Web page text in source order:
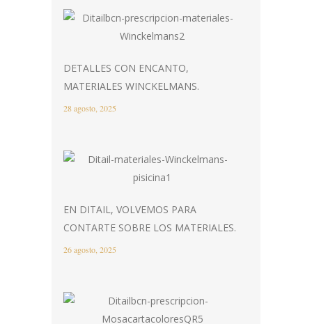
DETALLES CON ENCANTO,
MATERIALES WINCKELMANS.
28 agosto, 2025
EN DITAIL, VOLVEMOS PARA
CONTARTE SOBRE LOS MATERIALES.
26 agosto, 2025